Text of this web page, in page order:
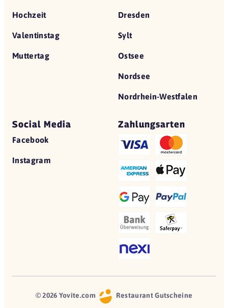
Hochzeit
Valentinstag
Muttertag
Dresden
Sylt
Ostsee
Nordsee
Nordrhein-Westfalen
Social Media
Facebook
Instagram
Zahlungsarten
© 2026 Yovite.com Restaurant Gutscheine